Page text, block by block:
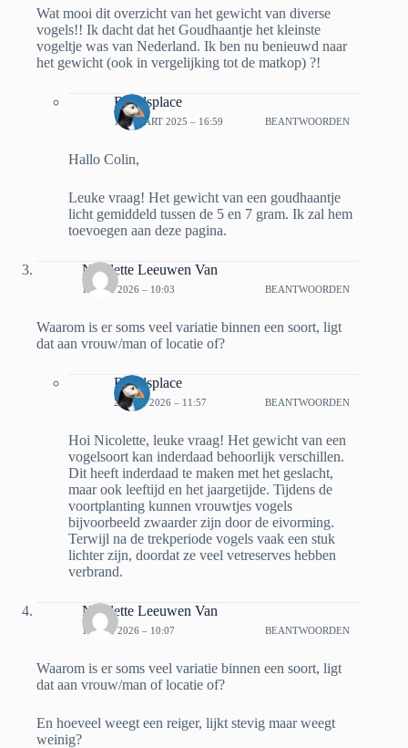
Wat mooi dit overzicht van het gewicht van diverse
vogels!! Ik dacht dat het Goudhaantje het kleinste
vogeltje was van Nederland. Ik ben nu benieuwd naar
het gewicht (ook in vergelijking tot de matkop) ?!
Bbirdsplace
17 MAART 2025 – 16:59 BEANTWOORDEN
Hallo Colin,
Leuke vraag! Het gewicht van een goudhaantje
licht gemiddeld tussen de 5 en 7 gram. Ik zal hem
toevoegen aan deze pagina.
Nicolette Leeuwen Van
17 MEI 2026 – 10:03 BEANTWOORDEN
Waarom is er soms veel variatie binnen een soort, ligt
dat aan vrouw/man of locatie of?
Bbirdsplace
25 MEI 2026 – 11:57 BEANTWOORDEN
Hoi Nicolette, leuke vraag! Het gewicht van een
vogelsoort kan inderdaad behoorlijk verschillen.
Dit heeft inderdaad te maken met het geslacht,
maar ook leeftijd en het jaargetijde. Tijdens de
voortplanting kunnen vrouwtjes vogels
bijvoorbeeld zwaarder zijn door de eivorming.
Terwijl na de trekperiode vogels vaak een stuk
lichter zijn, doordat ze veel vetreserves hebben
verbrand.
Nicolette Leeuwen Van
17 MEI 2026 – 10:07 BEANTWOORDEN
Waarom is er soms veel variatie binnen een soort, ligt
dat aan vrouw/man of locatie of?
En hoeveel weegt een reiger, lijkt stevig maar weegt
weinig?